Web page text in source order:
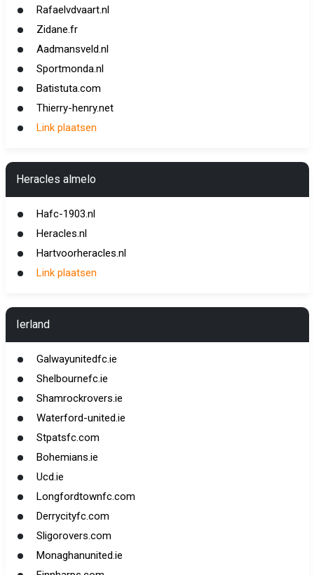
Rafaelvdvaart.nl
Zidane.fr
Aadmansveld.nl
Sportmonda.nl
Batistuta.com
Thierry-henry.net
Link plaatsen
Heracles almelo
Hafc-1903.nl
Heracles.nl
Hartvoorheracles.nl
Link plaatsen
Ierland
Galwayunitedfc.ie
Shelbournefc.ie
Shamrockrovers.ie
Waterford-united.ie
Stpatsfc.com
Bohemians.ie
Ucd.ie
Longfordtownfc.com
Derrycityfc.com
Sligorovers.com
Monaghanunited.ie